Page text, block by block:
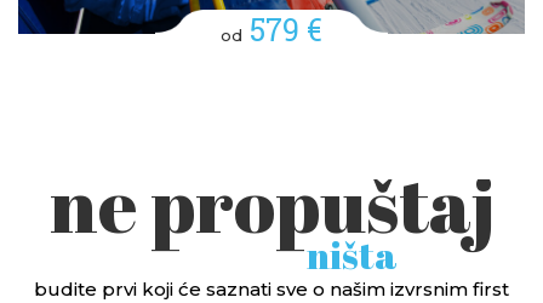
od 579 €
ne propuštaj
ništa
budite prvi koji će saznati sve o našim izvrsnim first